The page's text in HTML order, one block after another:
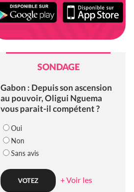
SONDAGE
Gabon : Depuis son ascension
au pouvoir, Oligui Nguema
vous parait-il compétent ?
Oui
Non
Sans avis
+ Voir les